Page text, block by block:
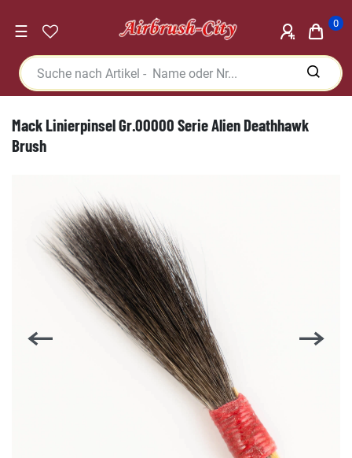
☰ 0
Mack Linierpinsel Gr.00000 Serie Alien Deathhawk
Brush